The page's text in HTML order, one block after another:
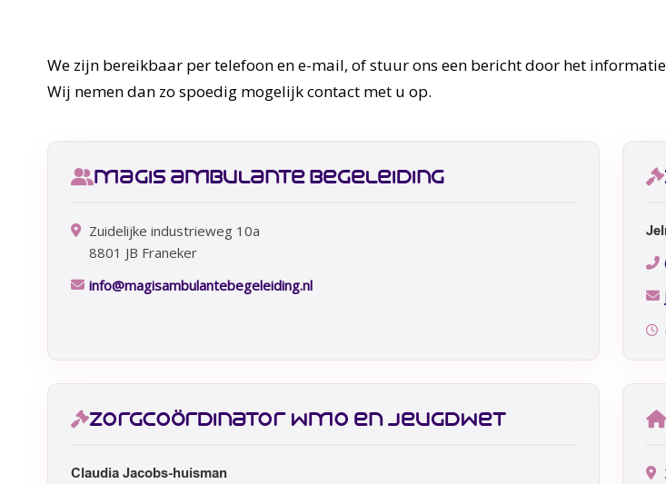
We zijn bereikbaar per telefoon en e-mail, of stuur ons een bericht door het
Wij nemen dan zo spoedig mogelijk contact met u op.
magis ambulante begeleiding
Zuidelijke industrieweg 10a
8801 JB Franeker
info@magisambulantebegeleiding.nl
zorgcoördinator wmo en jeugdwet
Claudia Jacobs-huisman